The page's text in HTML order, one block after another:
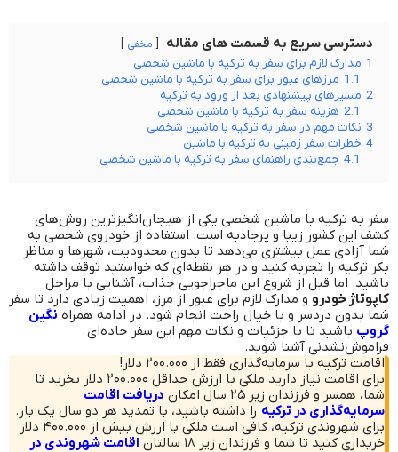
دسترسی سریع به قسمت های مقاله مخفی
1 مدارک لازم برای سفر به ترکیه با ماشین شخصی
1.1 مرزهای عبور برای سفر به ترکیه با ماشین شخصی
2 مسیرهای پیشنهادی بعد از ورود به ترکیه
2.1 هزینه سفر به ترکیه با ماشین شخصی
3 نکات مهم در سفر به ترکیه با ماشین شخصی
4 خطرات سفر زمینی به ترکیه با ماشین
4.1 جمع‌بندی راهنمای سفر به ترکیه با ماشین شخصی
سفر به ترکیه با ماشین شخصی یکی از هیجان‌انگیزترین روش‌های
کشف این کشور زیبا و پرجاذبه است. استفاده از خودروی شخصی به
شما آزادی عمل بیشتری می‌دهد تا بدون محدودیت، شهرها و مناظر
بکر ترکیه را تجربه کنید و در هر نقطه‌ای که خواستید توقف داشته
باشید. اما قبل از شروع این ماجراجویی جذاب، آشنایی با مراحل
کاپوتاژ خودرو و مدارک لازم برای عبور از مرز، اهمیت زیادی دارد تا سفر
شما بدون دردسر و با خیال راحت انجام شود. در ادامه همراه نگین
گروپ باشید تا با جزئیات و نکات مهم این سفر جاده‌ای
فراموش‌نشدنی آشنا شوید.
اقامت ترکیه با سرمایه‌گذاری فقط از ۲۰۰.۰۰۰ دلار!
برای اقامت نیاز دارید ملکی با ارزش حداقل ۲۰۰.۰۰۰ دلار بخرید تا
شما، همسر و فرزندان زیر ۲۵ سال امکان
دریافت اقامت
سرمایه‌گذاری در ترکیه را داشته باشید، با تمدید هر دو سال یک بار.
برای شهروندی ترکیه، کافی است ملکی با ارزش بیش از ۴۰۰.۰۰۰ دلار
خریداری کنید تا شما و فرزندان زیر ۱۸ سالتان
اقامت شهروندی در